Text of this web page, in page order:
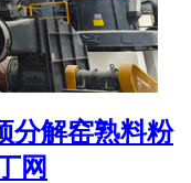
分解窑熟料粉
网